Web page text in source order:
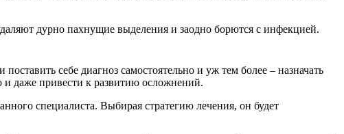
дурно пахнущие выделения и заодно борются с инфекцией.
себе диагноз самостоятельно и уж тем более – назначать
и даже привести к развитию осложнений.
специалиста. Выбирая стратегию лечения, он будет